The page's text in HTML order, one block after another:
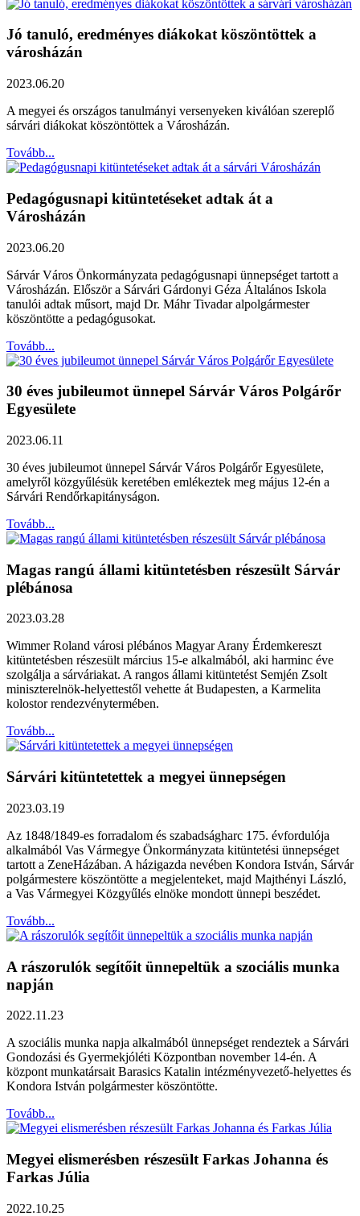
Jó tanuló, eredményes diákokat köszöntöttek a
városházán
2023.06.20
A megyei és országos tanulmányi versenyeken kiválóan szereplő
sárvári diákokat köszöntöttek a Városházán.
Tovább...
Pedagógusnapi kitüntetéseket adtak át a
Városházán
2023.06.20
Sárvár Város Önkormányzata pedagógusnapi ünnepséget tartott a
Városházán. Először a Sárvári Gárdonyi Géza Általános Iskola
tanulói adtak műsort, majd Dr. Máhr Tivadar alpolgármester
köszöntötte a pedagógusokat.
Tovább...
30 éves jubileumot ünnepel Sárvár Város Polgárőr
Egyesülete
2023.06.11
30 éves jubileumot ünnepel Sárvár Város Polgárőr Egyesülete,
amelyről közgyűlésük keretében emlékeztek meg május 12-én a
Sárvári Rendőrkapitányságon.
Tovább...
Magas rangú állami kitüntetésben részesült Sárvár
plébánosa
2023.03.28
Wimmer Roland városi plébános Magyar Arany Érdemkereszt
kitüntetésben részesült március 15-e alkalmából, aki harminc éve
szolgálja a sárváriakat. A rangos állami kitüntetést Semjén Zsolt
miniszterelnök-helyettestől vehette át Budapesten, a Karmelita
kolostor rendezvénytermében.
Tovább...
Sárvári kitüntetettek a megyei ünnepségen
2023.03.19
Az 1848/1849-es forradalom és szabadságharc 175. évfordulója
alkalmából Vas Vármegye Önkormányzata kitüntetési ünnepséget
tartott a ZeneHázában. A házigazda nevében Kondora István, Sárvár
polgármestere köszöntötte a megjelenteket, majd Majthényi László,
a Vas Vármegyei Közgyűlés elnöke mondott ünnepi beszédet.
Tovább...
A rászorulók segítőit ünnepeltük a szociális munka
napján
2022.11.23
A szociális munka napja alkalmából ünnepséget rendeztek a Sárvári
Gondozási és Gyermekjóléti Központban november 14-én. A
központ munkatársait Barasics Katalin intézményvezető-helyettes és
Kondora István polgármester köszöntötte.
Tovább...
Megyei elismerésben részesült Farkas Johanna és
Farkas Júlia
2022.10.25